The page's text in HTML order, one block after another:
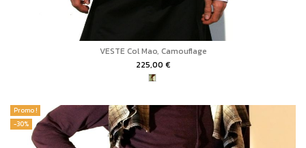
VESTE Col Mao, Camouflage
225,00 €
Promo !
-30%